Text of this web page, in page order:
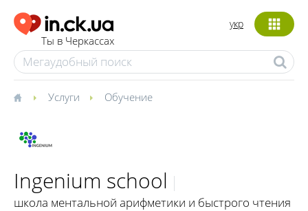
Ты в Черкассах
укр
Услуги Обучение
Ingenium school
школа ментальной арифметики и быстрого чтения